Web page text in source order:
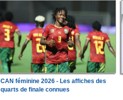
CAN féminine 2026 - Les affiches des
quarts de finale connues